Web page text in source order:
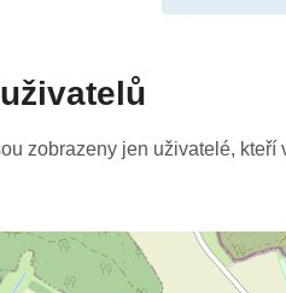
zobrazeny jen uživatelé,